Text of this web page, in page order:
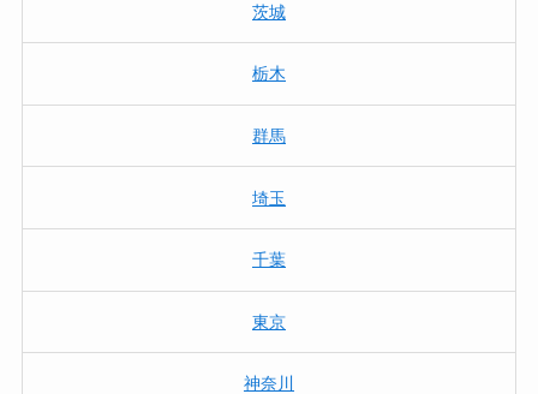
茨城
栃木
群馬
埼玉
千葉
東京
神奈川